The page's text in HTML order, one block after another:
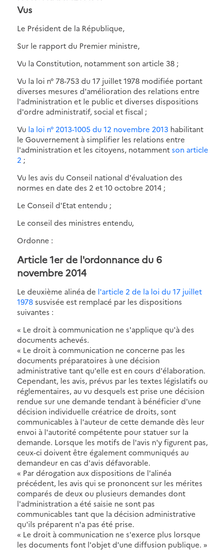
Vus
Le Président de la République,
Sur le rapport du Premier ministre,
Vu la Constitution, notamment son article 38 ;
Vu la loi n° 78-753 du 17 juillet 1978 modifiée portant
diverses mesures d'amélioration des relations entre
l'administration et le public et diverses dispositions
d'ordre administratif, social et fiscal ;
Vu la loi n° 2013-1005 du 12 novembre 2013 habilitant
le Gouvernement à simplifier les relations entre
l'administration et les citoyens, notammentson article
2 ;
Vu les avis du Conseil national d'évaluation des
normes en date des 2 et 10 octobre 2014 ;
Le Conseil d'Etat entendu ;
Le conseil des ministres entendu,
Ordonne :
Article 1er de l'ordonnance du 6
novembre 2014
Le deuxième alinéa de l'article 2 de la loi du 17 juillet
1978susvisée est remplacé par les dispositions
suivantes :
« Le droit à communication ne s'applique qu'à des
documents achevés.
« Le droit à communication ne concerne pas les
documents préparatoires à une décision
administrative tant qu'elle est en cours d'élaboration.
Cependant, les avis, prévus par les textes législatifs ou
réglementaires, au vu desquels est prise une décision
rendue sur une demande tendant à bénéficier d'une
décision individuelle créatrice de droits, sont
communicables à l'auteur de cette demande dès leur
envoi à l'autorité compétente pour statuer sur la
demande. Lorsque les motifs de l'avis n'y figurent pas,
ceux-ci doivent être également communiqués au
demandeur en cas d'avis défavorable.
« Par dérogation aux dispositions de l'alinéa
précédent, les avis qui se prononcent sur les mérites
comparés de deux ou plusieurs demandes dont
l'administration a été saisie ne sont pas
communicables tant que la décision administrative
qu'ils préparent n'a pas été prise.
« Le droit à communication ne s'exerce plus lorsque
les documents font l'objet d'une diffusion publique. »